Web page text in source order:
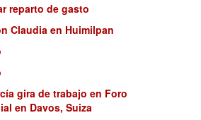
reparto de gasto
Claudia en Huimilpan
gira de trabajo en Foro
en Davos, Suiza